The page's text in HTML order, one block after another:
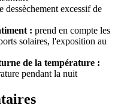
dessèchement excessif de
: prend en compte les
solaires, l'exposition au
de la température :
pendant la nuit